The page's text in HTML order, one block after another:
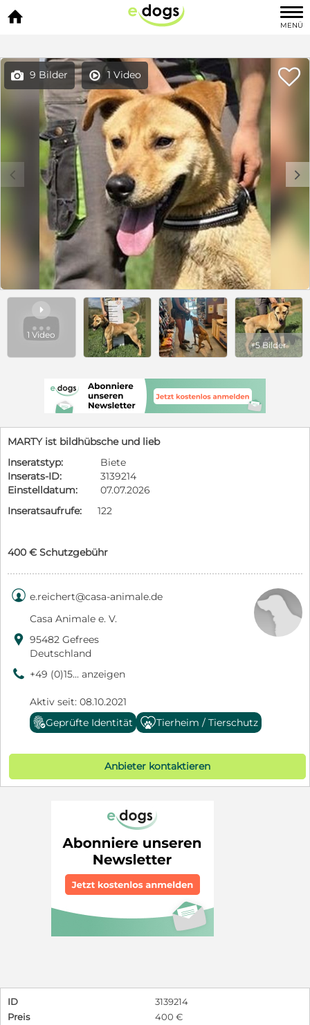

MENÜ
 9 Bilder  1 Video 
c d

1 Video
+5 Bilder
MARTY ist bildhübsche und lieb
Inseratstyp:
Biete
Inserats-ID:
3139214
Einstelldatum:
07.07.2026
Inseratsaufrufe:
122
400 € Schutzgebühr
 e.reichert@casa-animale.de
Casa Animale e. V.
 95482 Gefrees
Deutschland
9 +49 (0)15... anzeigen
Aktiv seit: 08.10.2021
Geprüfte Identität
Tierheim / Tierschutz
Anbieter kontaktieren
ID
3139214
Preis
400 €